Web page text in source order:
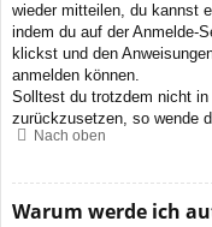
wieder mitteilen, du kannst
indem du auf der Anmelde-
klickst und den
anmelden können.
Solltest du trotzdem nicht
zurückzusetzen, so wende
Nach oben
Warum werde ich